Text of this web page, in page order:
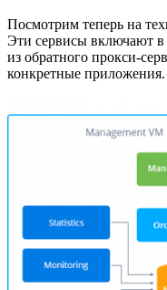
Посмотрим теперь на
Эти сервисы включают в
из обратного прокси-
конкретные приложения.